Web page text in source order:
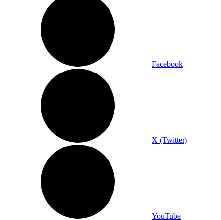
Facebook
X (Twitter)
YouTube